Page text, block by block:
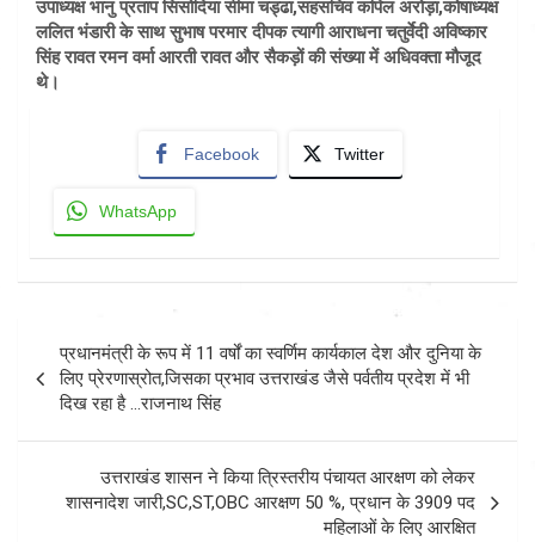
उपाध्यक्ष भानु प्रताप सिसोदिया सीमा चड्ढा,सहसचिव कपिल अरोड़ा,कोषाध्यक्ष
ललित भंडारी के साथ सुभाष परमार दीपक त्यागी आराधना चतुर्वेदी अविष्कार
सिंह रावत रमन वर्मा आरती रावत और सैकड़ों की संख्या में अधिवक्ता मौजूद
थे।
Facebook Twitter
WhatsApp
navigation
प्रधानमंत्री के रूप में 11 वर्षों का स्वर्णिम कार्यकाल देश और दुनिया के
लिए प्रेरणास्रोत,जिसका प्रभाव उत्तराखंड जैसे पर्वतीय प्रदेश में भी
दिख रहा है …राजनाथ सिंह
उत्तराखंड शासन ने किया त्रिस्तरीय पंचायत आरक्षण को लेकर
शासनादेश जारी,SC,ST,OBC आरक्षण 50 %, प्रधान के 3909 पद
महिलाओं के लिए आरक्षित